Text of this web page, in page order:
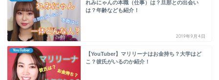
れみにゃんの本職（仕事）は？旦那との出会い
は？年齢なども紹介！
2019年9月4日
YouTuber
【YouTuber】マリリーナはお金持ち？大学はど
こ？彼氏がいるのか紹介！